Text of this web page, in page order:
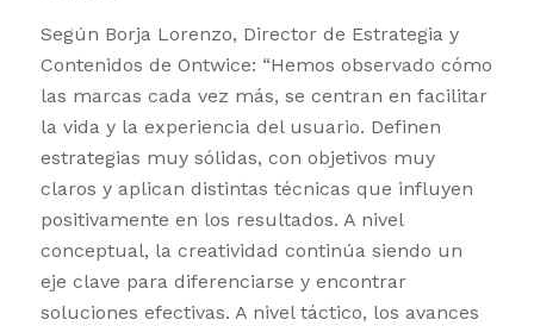
Según Borja Lorenzo, Director de Estrategia y
Contenidos de Ontwice: “Hemos observado cómo
las marcas cada vez más, se centran en facilitar
la vida y la experiencia del usuario. Definen
estrategias muy sólidas, con objetivos muy
claros y aplican distintas técnicas que influyen
positivamente en los resultados. A nivel
conceptual, la creatividad continúa siendo un
eje clave para diferenciarse y encontrar
soluciones efectivas. A nivel táctico, los avances